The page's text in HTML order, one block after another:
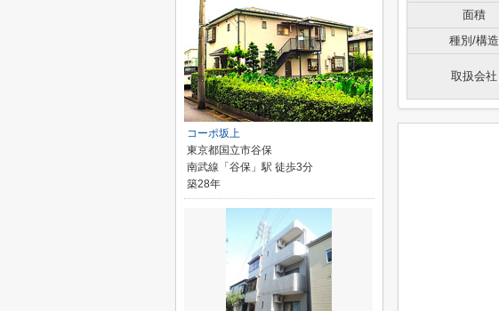
面積
種別/構造
取扱会社
コーポ坂上
東京都国立市谷保
南武線「谷保」駅 徒歩3分
築28年